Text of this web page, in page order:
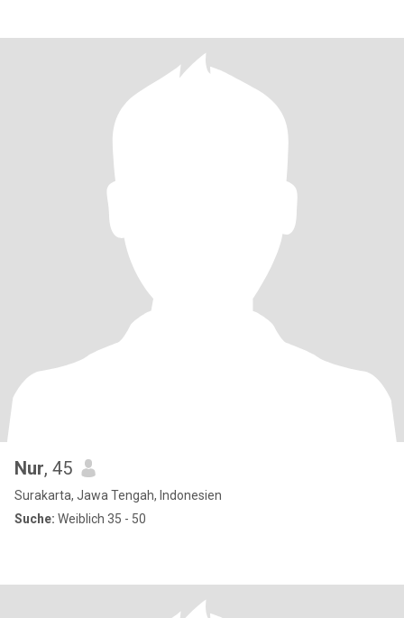
Nur, 45
Surakarta, Jawa Tengah, Indonesien
Suche: Weiblich 35 - 50